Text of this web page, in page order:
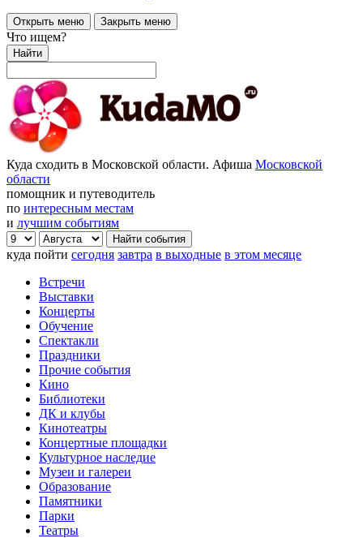
Открыть меню Закрыть меню
Что ищем?
Найти
Куда сходить в Московской области. Афиша Московской
области
помощник и путеводитель
по интересным местам
и лучшим событиям
куда пойти сегодня завтра в выходные в этом месяце
Встречи
Выставки
Концерты
Обучение
Спектакли
Праздники
Прочие события
Кино
Библиотеки
ДК и клубы
Кинотеатры
Концертные площадки
Культурное наследие
Музеи и галереи
Образование
Памятники
Парки
Театры